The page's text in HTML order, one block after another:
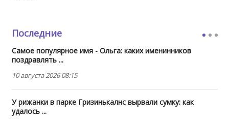
Последние
Самое популярное имя - Ольга: каких именинников
поздравлять ...
10 августа 2026 08:15
У рижанки в парке Гризинькалнс вырвали сумку: как
удалось ...